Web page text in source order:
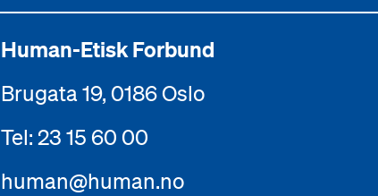
Human-Etisk Forbund
Brugata 19, 0186 Oslo
Tel: 23 15 60 00
human@human.no